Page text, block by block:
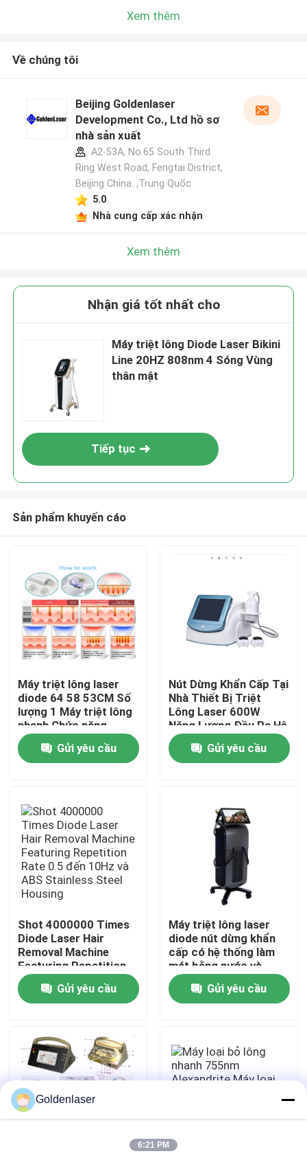
Nhà
Các sản phẩm
Video
Hướng dẫn VR
Về chúng tôi
Tham quan nhà máy
Liên hệ chúng tôi
Tin tức
Xem thêm
Về chúng tôi
Beijing Goldenlaser
Development Co., Ltd hồ sơ
nhà sản xuất
A2-53A, No.65 South Third
Ring West Road, Fengtai District,
Beijing China. ,Trung Quốc
5.0
Nhà cung cấp xác nhận
Xem thêm
Nhận giá tốt nhất cho
Máy triệt lông Diode Laser Bikini
Line 20HZ 808nm 4 Sóng Vùng
thân mật
Tiếp tục
Sản phẩm khuyến cáo
Máy triệt lông laser
diode 64 58 53CM Số
lượng 1 Máy triệt lông
nhanh Chức năng
chuyên nghiệp cho
Phòng khám và Spa
Gửi yêu cầu
Nút Dừng Khẩn Cấp Tại
Nhà Thiết Bị Triệt
Lông Laser 600W
Năng Lượng Đầu Ra Hệ
Thống Giảm Lông Vĩnh
Viễn Hiệu Quả cho
Salon và Spa
Gửi yêu cầu
Shot 4000000 Times
Diode Laser Hair
Removal Machine
Featuring Repetition
Rate 0.5 đến 10Hz và
ABS Stainless Steel
Housing
Gửi yêu cầu
Máy triệt lông laser
diode nút dừng khẩn
cấp có hệ thống làm
mát bằng nước và
không khí bán dẫn đảm
bảo triệt lông
Gửi yêu cầu
Goldenlaser
6:21 PM